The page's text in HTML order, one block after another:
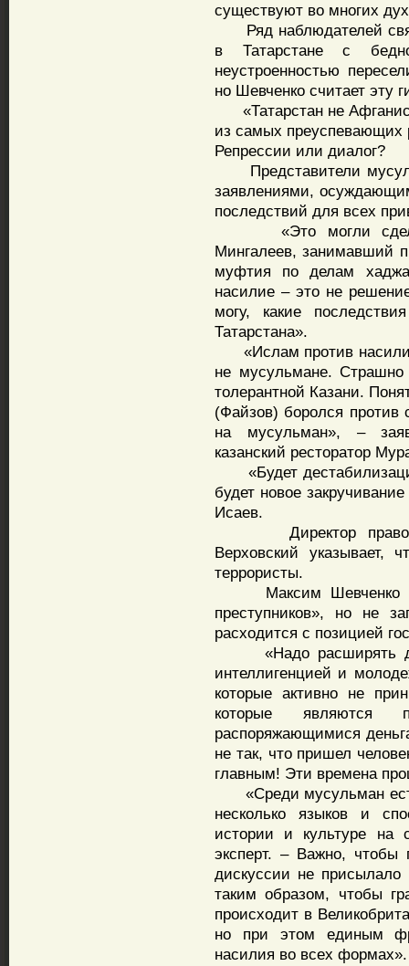
существуют во многих
Ряд наблюдателей
в Татарстане с
неустроенностью
но Шевченко считает эту
«Татарстан не
из самых преуспевающих
Репрессии или диалог?
Представители
заявлениями,
последствий для всех
«Это могли
Мингалеев, занимавший
муфтия по делам
насилие – это не
могу, какие
Татарстана».
«Ислам против
не мусульмане.
толерантной Казани.
(Файзов) боролся против
на мусульман», –
казанский ресторатор
«Будет
будет новое
Исаев.
Директор
Верховский указывает,
террористы.
Максим Шевченко
преступников», но не
расходится с позицией
«Надо расширять
интеллигенцией и
которые активно не
которые являются
распоряжающимися
не так, что пришел
главным! Эти времена
«Среди мусульман
несколько языков и
истории и культуре на
эксперт. – Важно, чтобы
дискуссии не
таким образом, чтобы
происходит в
но при этом единым
насилия во всех формах».